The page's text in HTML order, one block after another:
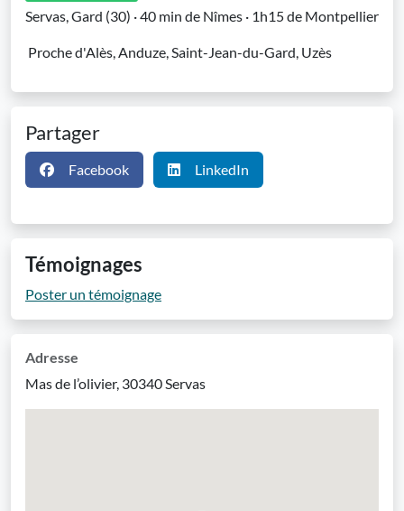
Servas, Gard (30) · 40 min de Nîmes · 1h15 de Montpellier
Proche d'Alès, Anduze, Saint-Jean-du-Gard, Uzès
Partager
Facebook LinkedIn
Témoignages
Poster un témoignage
Adresse
Mas de l’olivier, 30340 Servas